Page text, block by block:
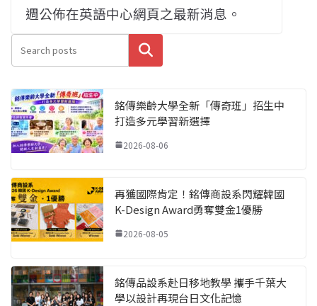
週公佈在英語中心網頁之最新消息。
搜尋
銘傳樂齡大學全新「傳奇班」招生中
打造多元學習新選擇
2026-08-06
再獲國際肯定！銘傳商設系閃耀韓國
K-Design Award勇奪雙金1優勝
2026-08-05
銘傳品設系赴日移地教學 攜手千葉大
學以設計再現台日文化記憶